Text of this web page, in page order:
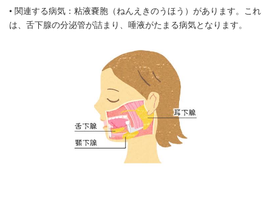
• 関連する病気：粘液嚢胞（ねんえきのうほう）があります。これ
は、舌下腺の分泌管が詰まり、唾液がたまる病気となります。